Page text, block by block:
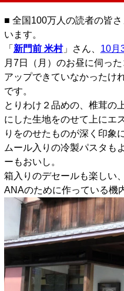
■ 全国100万人の読者の皆
います。
「 新門前 米村」さん、 10月
月7日（月）のお昼に伺っ
アップできていなかったけ
です。
とりわけ２品めの、椎茸の
にした生地をのせて上にエ
りをのせたものが深く印象
ムール入りの冷製パスタも
ーもおいし。
箱入りのデセールも楽しい
ANAのために作っている機